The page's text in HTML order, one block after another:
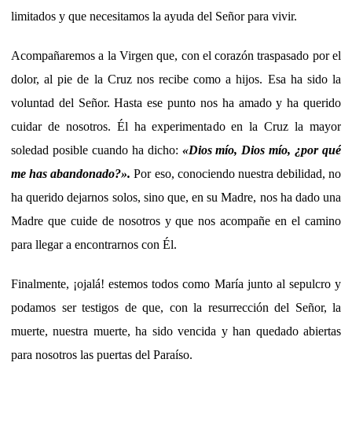
limitados y que necesitamos la ayuda del Señor para vivir.
Acompañaremos a la Virgen que, con el corazón traspasado por el
dolor, al pie de la Cruz nos recibe como a hijos. Esa ha sido la
voluntad del Señor. Hasta ese punto nos ha amado y ha querido
cuidar de nosotros. Él ha experimentado en la Cruz la mayor
soledad posible cuando ha dicho: «Dios mío, Dios mío, ¿por qué
me has abandonado?».Por eso, conociendo nuestra debilidad, no
ha querido dejarnos solos, sino que, en su Madre, nos ha dado una
Madre que cuide de nosotros y que nos acompañe en el camino
para llegar a encontrarnos con Él.
Finalmente, ¡ojalá! estemos todos como María junto al sepulcro y
podamos ser testigos de que, con la resurrección del Señor, la
muerte, nuestra muerte, ha sido vencida y han quedado abiertas
para nosotros las puertas del Paraíso.